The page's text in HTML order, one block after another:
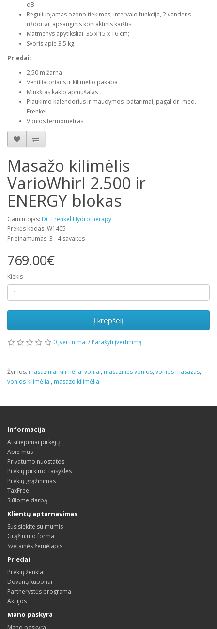
dB
Reguliuojamas ozono tiekimas, intervalo funkcija, 2 vandens
uždoriai, apsauginis kontaktinis kaištis
Matmenys apytiksliai: 35 x 15 x 16 cm;
Svoris apie 3,5 kg
Priedai:
2,50 m žarna
Ventiliatoriaus ir kilimėlio pakaba
Minkštas kaklo apmušalas
Plaukimo kalendorius ir maudymosi patarimai, pagal dr. med.
Frenkel
Vonios termometras
Masažo kilimėlis
VarioWhirl 2.500 ir
ENERGY blokas
Gamintojas: Dr. Frenkel Hydrotherapy
Prekės kodas: W1405
Prieinamumas: 3 - 4 savaitės
769.00€
Kiekis
Į krepšelį
0 įvertinimai / Parašyti įvertinimą
Žymos: masaziniai kilimėliai voniai, masazines vonios, vonios masazas,
vonios kilimėliai, masazo kilimėliai
Informacija
Atsiliepimai pirkėjų
Apie mus
Privatumo nuostatos
Prekių pirkimo taisyklės
Prekių grąžinimas
TaxFree
Siūlome darbą
Klientų aptarnavimas
Susisiekite su mumis
Grąžinimo forma
Svetainės žemėlapis
Priedai
Prekių ženklai
Dovanų kuponai
Partnerystės programa
Akcijos
Mano paskyra
Mano paskyra